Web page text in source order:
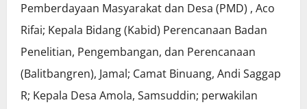
Pemberdayaan Masyarakat dan Desa (PMD) , Aco
Rifai; Kepala Bidang (Kabid) Perencanaan Badan
Penelitian, Pengembangan, dan Perencanaan
(Balitbangren), Jamal; Camat Binuang, Andi Saggap
R; Kepala Desa Amola, Samsuddin; perwakilan